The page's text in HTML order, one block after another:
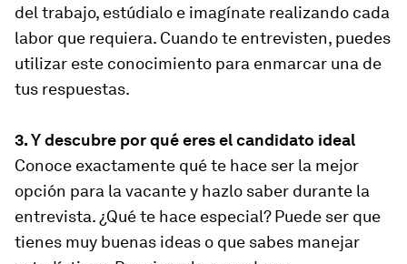
del trabajo, estúdialo e imagínate realizando cada
labor que requiera. Cuando te entrevisten, puedes
utilizar este conocimiento para enmarcar una de
tus respuestas.
3. Y descubre por qué eres el candidato ideal
Conoce exactamente qué te hace ser la mejor
opción para la vacante y hazlo saber durante la
entrevista. ¿Qué te hace especial? Puede ser que
tienes muy buenas ideas o que sabes manejar